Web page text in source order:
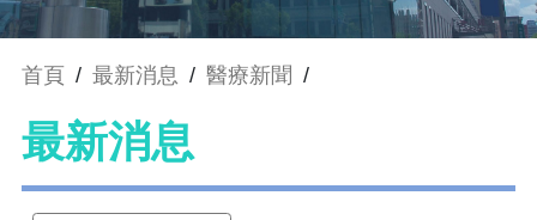
首頁 / 最新消息 / 醫療新聞 /
最新消息